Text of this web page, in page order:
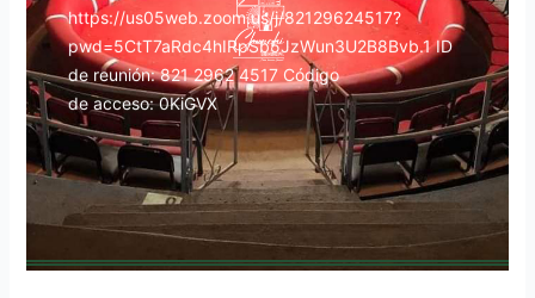
https://us05web.zoom.us/j/82129624517?
pwd=5CtT7aRdc4hIRpSb5JzWun3U2B8Bvb.1 ID
de reunión: 821 2962 4517 Código
de acceso: 0KiGVX